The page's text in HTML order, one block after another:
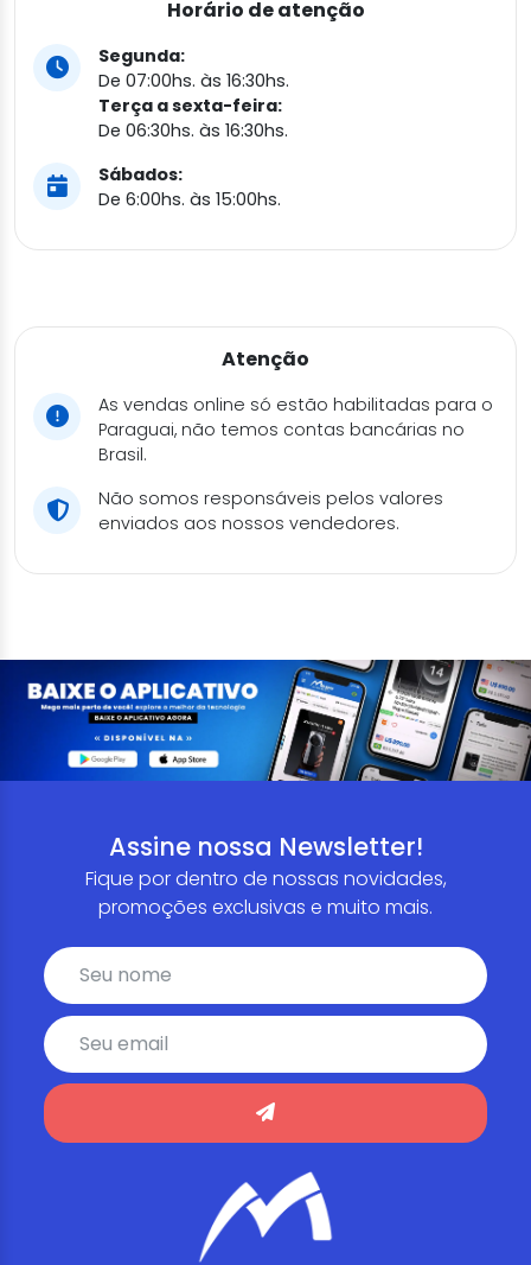
Horário de atenção
Segunda:
De 07:00hs. às 16:30hs.
Terça a sexta-feira:
De 06:30hs. às 16:30hs.
Sábados:
De 6:00hs. às 15:00hs.
Atenção
As vendas online só estão habilitadas para o
Paraguai, não temos contas bancárias no
Brasil.
Não somos responsáveis pelos valores
enviados aos nossos vendedores.
Assine nossa Newsletter!
Fique por dentro de nossas novidades,
promoções exclusivas e muito mais.